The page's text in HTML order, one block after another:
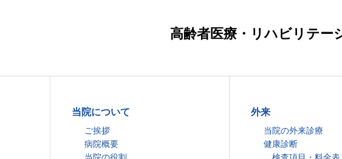
高齢者医療・リハビリテー
当院について
ご挨拶
病院概要
外来
当院の外来診療
健康診断